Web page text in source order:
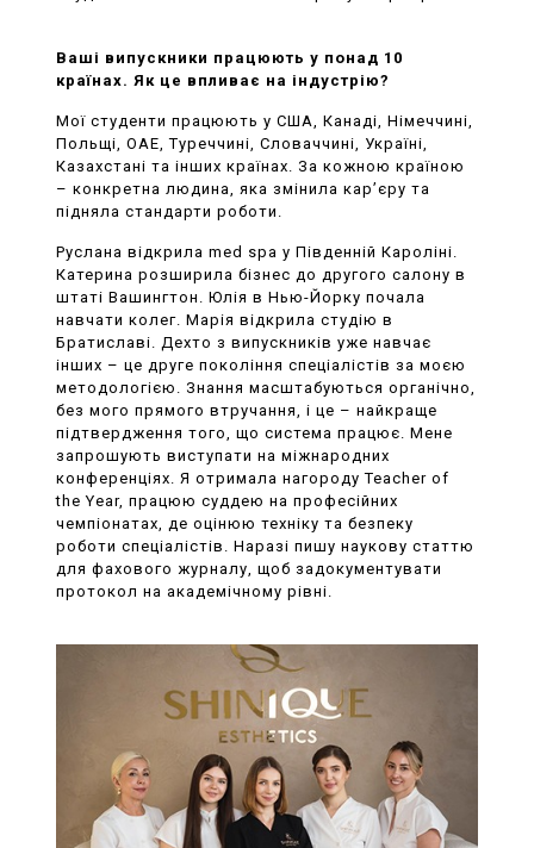
Ваші випускники працюють у понад 10
країнах. Як це впливає на індустрію?
Мої студенти працюють у США, Канаді, Німеччині,
Польщі, ОАЕ, Туреччині, Словаччині, Україні,
Казахстані та інших країнах. За кожною країною
– конкретна людина, яка змінила кар’єру та
підняла стандарти роботи.
Руслана відкрила med spa у Південній Кароліні.
Катерина розширила бізнес до другого салону в
штаті Вашингтон. Юлія в Нью-Йорку почала
навчати колег. Марія відкрила студію в
Братиславі. Дехто з випускників уже навчає
інших – це друге покоління спеціалістів за моєю
методологією. Знання масштабуються органічно,
без мого прямого втручання, і це – найкраще
підтвердження того, що система працює. Мене
запрошують виступати на міжнародних
конференціях. Я отримала нагороду Teacher of
the Year, працюю суддею на професійних
чемпіонатах, де оцінюю техніку та безпеку
роботи спеціалістів. Наразі пишу наукову статтю
для фахового журналу, щоб задокументувати
протокол на академічному рівні.